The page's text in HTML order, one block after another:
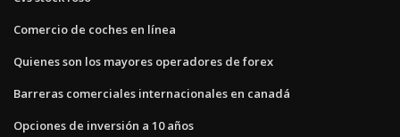
Comercio de coches en línea
Quienes son los mayores operadores de forex
Barreras comerciales internacionales en canadá
Opciones de inversión a 10 años